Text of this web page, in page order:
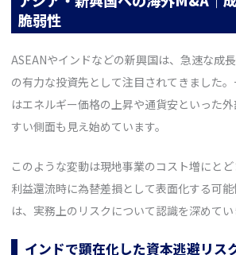
脆弱性
ASEANやインドなどの新興国は、急速な成
の有力な投資先として注目されてきました
はエネルギー価格の上昇や通貨安といった
すい側面も見え始めています。
このような変動は現地事業のコスト増にと
利益還流時に為替差損として表面化する可
は、実務上のリスクについて認識を深めてい
インドで顕在化した資本逃避リス